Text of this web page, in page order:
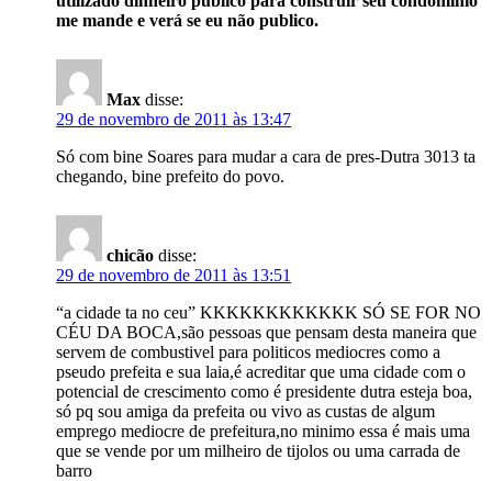
me mande e verá se eu não publico.
Max disse:
29 de novembro de 2011 às 13:47
Só com bine Soares para mudar a cara de pres-Dutra 3013 ta
chegando, bine prefeito do povo.
chicão disse:
29 de novembro de 2011 às 13:51
“a cidade ta no ceu” KKKKKKKKKKKK SÓ SE FOR NO
CÉU DA BOCA,são pessoas que pensam desta maneira que
servem de combustivel para politicos mediocres como a
pseudo prefeita e sua laia,é acreditar que uma cidade com o
potencial de crescimento como é presidente dutra esteja boa,
só pq sou amiga da prefeita ou vivo as custas de algum
emprego mediocre de prefeitura,no minimo essa é mais uma
que se vende por um milheiro de tijolos ou uma carrada de
barro